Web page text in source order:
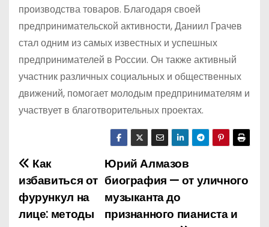
производства товаров. Благодаря своей
предпринимательской активности, Даниил Грачев
стал одним из самых известных и успешных
предпринимателей в России. Он также активный
участник различных социальных и общественных
движений, помогает молодым предпринимателям и
участвует в благотворительных проектах.
Н
а
в
Юрий Алмазов
биография — от уличного
музыканта до
признанного пианиста и
Как
избавиться от
фурункул на
лице: методы